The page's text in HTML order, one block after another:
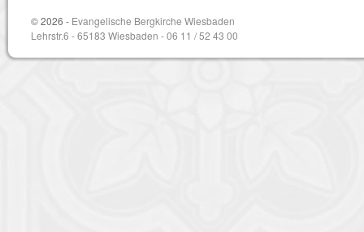
© 2026 - Evangelische Bergkirche Wiesbaden
Lehrstr.6 - 65183 Wiesbaden - 06 11 / 52 43 00